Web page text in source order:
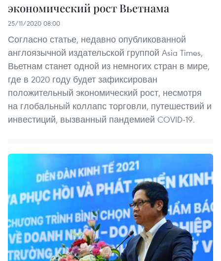
экономический рост Вьетнама
25/11/2020 08:00
Согласно статье, недавно опубликованной
англоязычной издательской группой Asia Times,
Вьетнам станет одной из немногих стран в мире,
где в 2020 году будет зафиксирован
положительный экономический рост, несмотря
на глобальный коллапс торговли, путешествий и
инвестиций, вызванный пандемией COVID-19.